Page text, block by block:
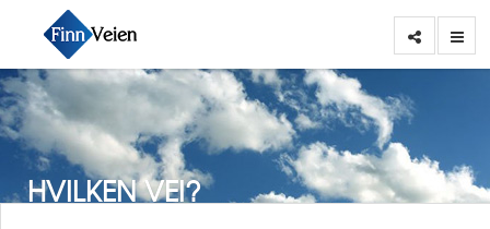
HVILKEN VEI?